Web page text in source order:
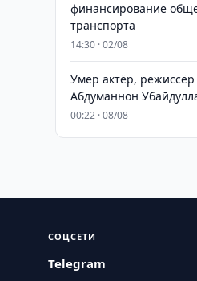
финансирование
транспорта
14:30 · 02/08
Умер актёр, режиссёр
Абдуманнон
00:22 · 08/08
СОЦСЕТИ
Telegram